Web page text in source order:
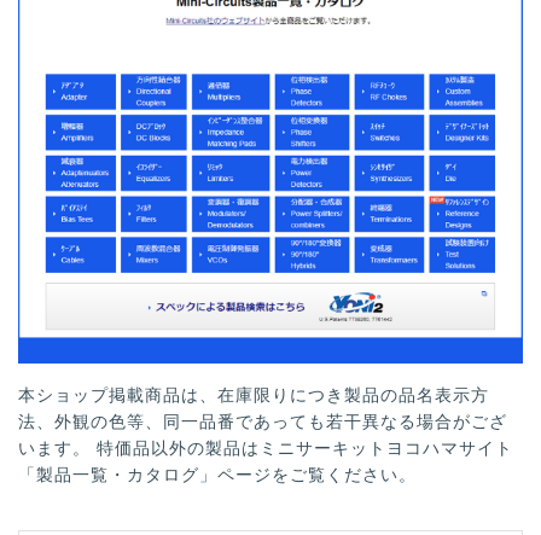
本ショップ掲載商品は、在庫限りにつき製品の品名表示方
法、外観の色等、同一品番であっても若干異なる場合がござ
います。 特価品以外の製品はミニサーキットヨコハマサイト
「製品一覧・カタログ」ページをご覧ください。